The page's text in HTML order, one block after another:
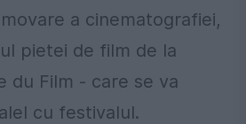
a cinematografiei,
pietei de film de la
du Film - care se va
cu festivalul.